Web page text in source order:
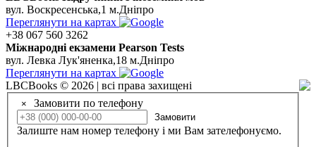
вул. Воскресенська,1 м.Дніпро
Переглянути на картах
+38 067 560 3262
Мiжнароднi екзамени Pearson Tests
вул. Левка Лук'яненка,18 м.Дніпро
Переглянути на картах
LBCBooks © 2026 | всі права захищені
× Замовити по телефону
Замовити
Залиште нам номер телефону і ми Вам зателефонуємо.